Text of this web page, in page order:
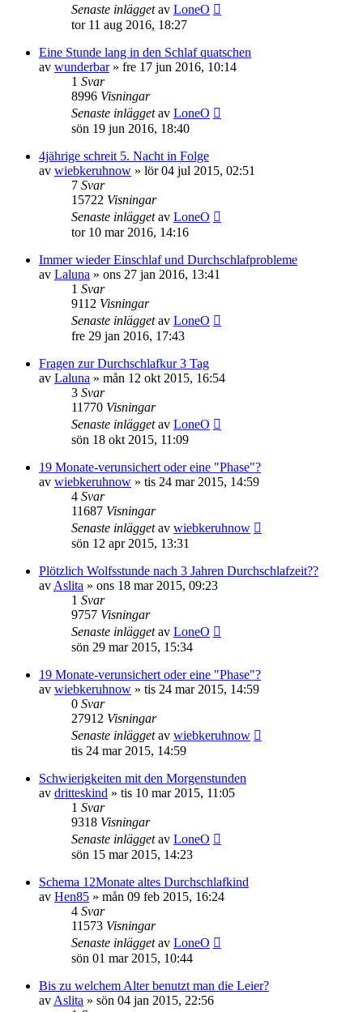
Senaste inläggetav LoneO
tor 11 aug 2016, 18:27
Eine Stunde lang in den Schlaf quatschen
av wunderbar» fre 17 jun 2016, 10:14
1 Svar
8996 Visningar
Senaste inläggetav LoneO
sön 19 jun 2016, 18:40
4jährige schreit 5. Nacht in Folge
av wiebkeruhnow » lör 04 jul 2015, 02:51
7 Svar
15722 Visningar
Senaste inläggetav LoneO
tor 10 mar 2016, 14:16
Immer wieder Einschlaf und Durchschlafprobleme
av Laluna » ons 27 jan 2016, 13:41
1 Svar
9112 Visningar
Senaste inläggetav LoneO
fre 29 jan 2016, 17:43
Fragen zur Durchschlafkur 3 Tag
av Laluna » mån 12 okt 2015, 16:54
3 Svar
11770 Visningar
Senaste inläggetav LoneO
sön 18 okt 2015, 11:09
19 Monate-verunsichert oder eine "Phase"?
av wiebkeruhnow » tis 24 mar 2015, 14:59
4 Svar
11687 Visningar
Senaste inläggetav wiebkeruhnow
sön 12 apr 2015, 13:31
Plötzlich Wolfsstunde nach 3 Jahren Durchschlafzeit??
av Aslita » ons 18 mar 2015, 09:23
1 Svar
9757 Visningar
Senaste inläggetav LoneO
sön 29 mar 2015, 15:34
19 Monate-verunsichert oder eine "Phase"?
av wiebkeruhnow » tis 24 mar 2015, 14:59
0 Svar
27912 Visningar
Senaste inläggetav wiebkeruhnow
tis 24 mar 2015, 14:59
Schwierigkeiten mit den Morgenstunden
av dritteskind » tis 10 mar 2015, 11:05
1 Svar
9318 Visningar
Senaste inläggetav LoneO
sön 15 mar 2015, 14:23
Schema 12Monate altes Durchschlafkind
av Hen85 » mån 09 feb 2015, 16:24
4 Svar
11573 Visningar
Senaste inläggetav LoneO
sön 01 mar 2015, 10:44
Bis zu welchem Alter benutzt man die Leier?
av Aslita » sön 04 jan 2015, 22:56